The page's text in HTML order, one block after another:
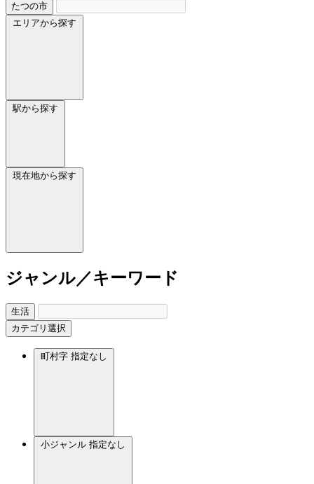
たつの市
エリアから探す
駅から探す
現在地から探す
ジャンル／キーワード
生活
カテゴリ選択
町村字 指定なし
小ジャンル 指定なし